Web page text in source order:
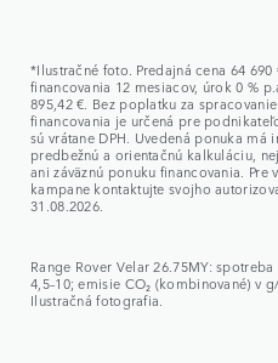
*Ilustračné foto. Predajná cena 64
financovania 12 mesiacov, úrok 0 %
895,42 €. Bez poplatku za
financovania je určená pre
sú vrátane DPH. Uvedená ponuka
predbežnú a orientačnú kalkuláciu,
ani záväznú ponuku financovania.
kampane kontaktujte svojho
31.08.2026.
Range Rover Velar 26.75MY:
4,5–10; emisie CO₂ (kombinované) v
Ilustračná fotografia.